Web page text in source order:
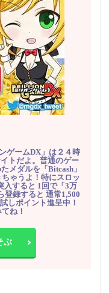
ゲームDX」は２４時
トだよ。普通のゲー
メダルを「Bitcash」
ゃうよ！特にスロッ
入すると 1回で「3万
登録すると 通常1,500
しポイント進呈中！
ね！
ぶ